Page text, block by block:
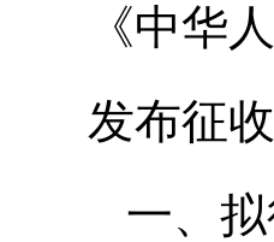
《中华
发布征
一、